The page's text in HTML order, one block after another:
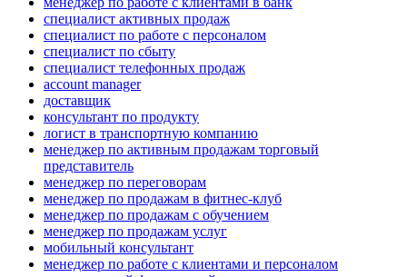
специалист активных продаж
специалист по работе с персоналом
специалист по сбыту
специалист телефонных продаж
account manager
доставщик
консультант по продукту
логист в транспортную компанию
менеджер по активным продажам торговый
представитель
менеджер по переговорам
менеджер по продажам в фитнес-клуб
менеджер по продажам с обучением
менеджер по продажам услуг
мобильный консультант
менеджер по работе с клиентами и персоналом